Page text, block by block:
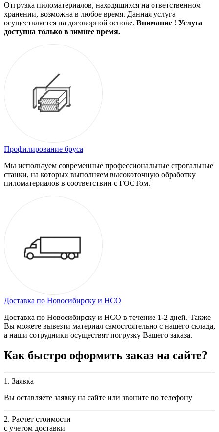
Отгрузка пиломатериалов, находящихся на ответственном
хранении, возможна в любое время. Данная услуга
осуществляется на договорной основе. Внимание ! Услуга
доступна только в зимнее время.
Профилирование бруса
Мы используем современные профессиональные строгальные
станки, на которых выполняем высокоточную обработку
пиломатериалов в соответствии с ГОСТом.
Доставка по Новосибирску и НСО
Доставка по Новосибирску и НСО в течение 1-2 дней. Также
Вы можете вывезти материал самостоятельно с нашего склада,
а наши сотрудники осуществят погрузку Вашего заказа.
Как быстро оформить заказ на сайте?
1. Заявка
Вы оставляете заявку на сайте или звоните по телефону
2. Расчет стоимости
с учетом доставки